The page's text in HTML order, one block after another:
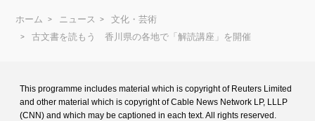
ホーム ニュース
文化・芸術
古文書を読もう 香川県の各地で「解読講座」を開催
This programme includes material which is copyright of Reuters Limited
and other material which is copyright of Cable News Network LP, LLLP
(CNN) and which may be captioned in each text. All rights reserved.